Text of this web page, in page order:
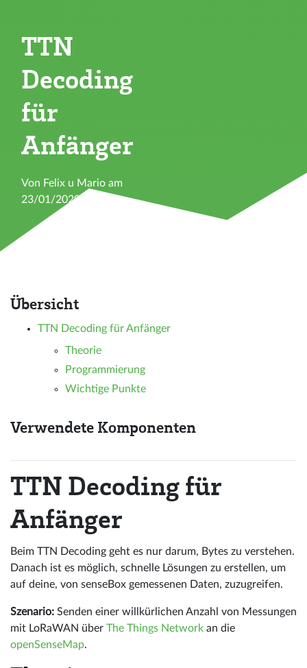
TTN
Decoding
für
Anfänger
Von Felix u Mario am
23/01/2020
Übersicht
TTN Decoding für Anfänger
Theorie
Programmierung
Wichtige Punkte
Verwendete Komponenten
TTN Decoding für
Anfänger
Beim TTN Decoding geht es nur darum, Bytes zu verstehen.
Danach ist es möglich, schnelle Lösungen zu erstellen, um
auf deine, von senseBox gemessenen Daten, zuzugreifen.
Szenario: Senden einer willkürlichen Anzahl von Messungen
mit LoRaWAN über The Things Network an die
openSenseMap.